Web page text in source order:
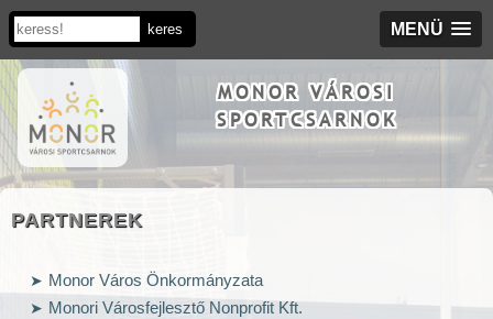
MENÜ
MONOR VÁROSI
SPORTCSARNOK
PARTNEREK
Monor Város Önkormányzata
Monori Városfejlesztő Nonprofit Kft.